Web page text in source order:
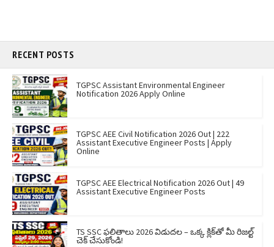
RECENT POSTS
TGPSC Assistant Environmental Engineer
Notification 2026 Apply Online
TGPSC AEE Civil Notification 2026 Out | 222
Assistant Executive Engineer Posts | Apply
Online
TGPSC AEE Electrical Notification 2026 Out | 49
Assistant Executive Engineer Posts
TS SSC ఫలితాలు 2026 విడుదల – ఒక్క క్లిక్‌తో మీ రిజల్ట్
చెక్ చేసుకోండి!